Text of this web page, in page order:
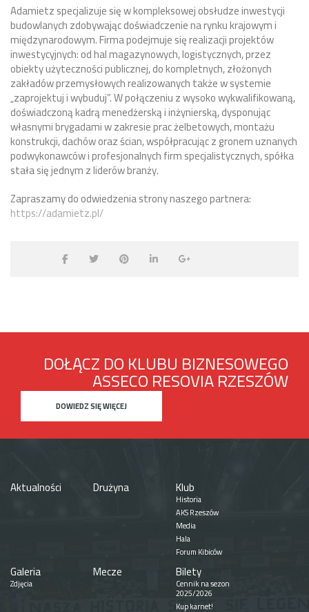
Adamietz specjalizuje się w kompleksowej obsłudze inwestycji
budowlanych zdobywając doświadczenie na rynku krajowym i
międzynarodowym. Firma podejmuje się realizacji projektów
inwestycyjnych: od hal magazynowych, logistycznych, przez
obiekty użyteczności publicznej, do kompletnych, złożonych
zakładów przemysłowych realizowanych także w systemie
„zaprojektuj i wybuduj”. W połączeniu z wysoko wykwalifikowaną,
doświadczoną kadrą menedżerską i inżynierską, dysponując
własnymi brygadami w zakresie prac żelbetowych, montażu
konstrukcji, dachów oraz ścian, współpracując z gronem uznanych
podwykonawców i profesjonalnych firm specjalistycznych, spółka
stała się jednym z liderów branży.
Zapraszamy do odwiedzenia strony naszego partnera:
https://adamietz.pl/
DOŁĄCZ DO KLUBU BIZNESOWEGO
ASSECO RESOVIA RZESZÓW
DOWIEDZ SIĘ WIĘCEJ
Aktualności Drużyna Klub
Historia
AKS Rzeszów
Media
Hala
Forum Kibiców
Galeria
Zdjęcia
Mecze Bilety
Cennik na sezon
2025/2026
Kup karnet!